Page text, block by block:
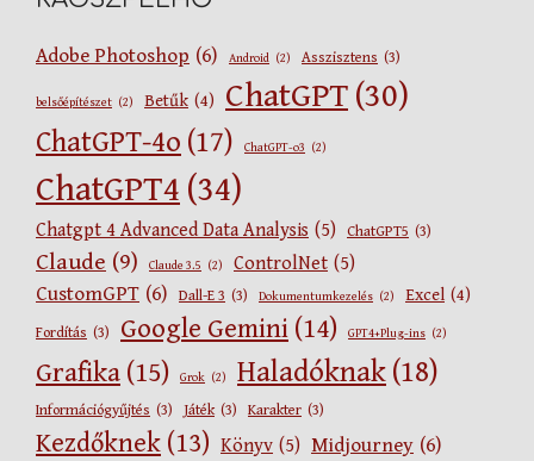
Adobe Photoshop (6) Android (2) Asszisztens (3)
belsőépítészet (2) Betűk (4) ChatGPT (30)
ChatGPT-4o (17) ChatGPT-o3 (2)
ChatGPT4 (34)
Chatgpt 4 Advanced Data Analysis (5) ChatGPT5 (3)
Claude (9) Claude 3.5 (2) ControlNet (5)
CustomGPT (6) Dall-E 3 (3) Dokumentumkezelés (2) Excel (4)
Fordítás (3) Google Gemini (14) GPT4+Plug-ins (2)
Grafika (15) Grok (2) Haladóknak (18)
Információgyűjtés (3) Játék (3) Karakter (3)
Kezdőknek (13) Könyv (5) Midjourney (6)